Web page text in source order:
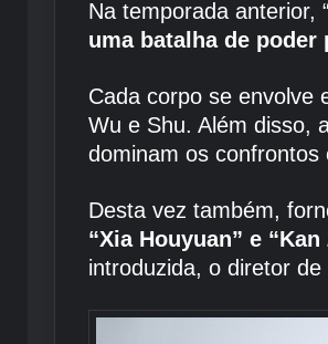
Na temporada anterior,
uma batalha de
Cada corpo se envolve
Wu e Shu. Além disso,
dominam os
Desta vez também,
“Xia Houyuan” e “Kan
introduzida, o diretor de